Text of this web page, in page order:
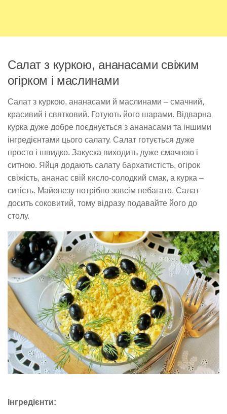
Салат з куркою, ананасами свіжим
огірком і маслинами
Салат з куркою, ананасами й маслинами – смачний,
красивий і святковий. Готують його шарами. Відварна
курка дуже добре поєднується з ананасами та іншими
інгредієнтами цього салату. Салат готується дуже
просто і швидко. Закуска виходить дуже смачною і
ситною. Яйця додають салату бархатистість, огірок
свіжість, ананас свій кисло-солодкий смак, а курка –
ситість. Майонезу потрібно зовсім небагато. Салат
досить соковитий, тому відразу подавайте його до
столу.
Інгредієнти: